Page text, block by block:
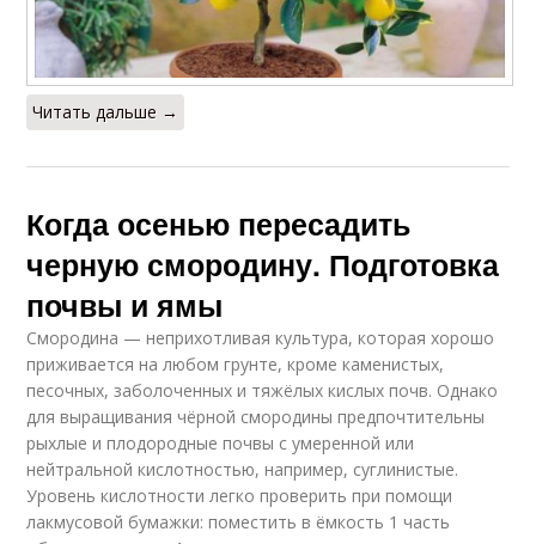
Читать дальше →
Когда осенью пересадить
черную смородину. Подготовка
почвы и ямы
Смородина — неприхотливая культура, которая хорошо
приживается на любом грунте, кроме каменистых,
песочных, заболоченных и тяжёлых кислых почв. Однако
для выращивания чёрной смородины предпочтительны
рыхлые и плодородные почвы с умеренной или
нейтральной кислотностью, например, суглинистые.
Уровень кислотности легко проверить при помощи
лакмусовой бумажки: поместить в ёмкость 1 часть